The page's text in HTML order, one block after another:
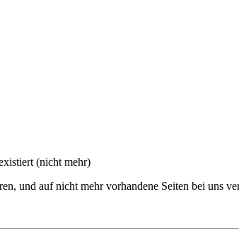
(nicht mehr)
und auf nicht mehr vorhandene Seiten bei uns